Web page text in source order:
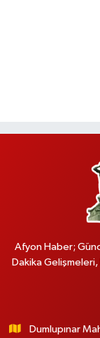
Afyon Haber;
Dakika Gelişmeleri,
Dumlupınar